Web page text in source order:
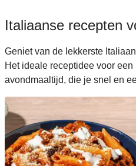
Italiaanse recepten
Geniet van de lekkerste
Het ideale receptidee voor
avondmaaltijd, die je snel en